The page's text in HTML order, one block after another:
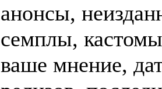
анонсы,
семплы,
ваше мнение,